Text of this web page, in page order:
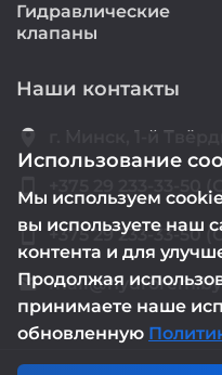
Гидравлические
клапаны
Наши контакты
location_on г. Минск, 1-й
smartphone +375 29 233-33-50
smartphone +375 29 233-33-50
email mail@hydrorem.by
Использование
Мы используем
вы используете наш
контента и для
Продолжая
принимаете наше
обновленную